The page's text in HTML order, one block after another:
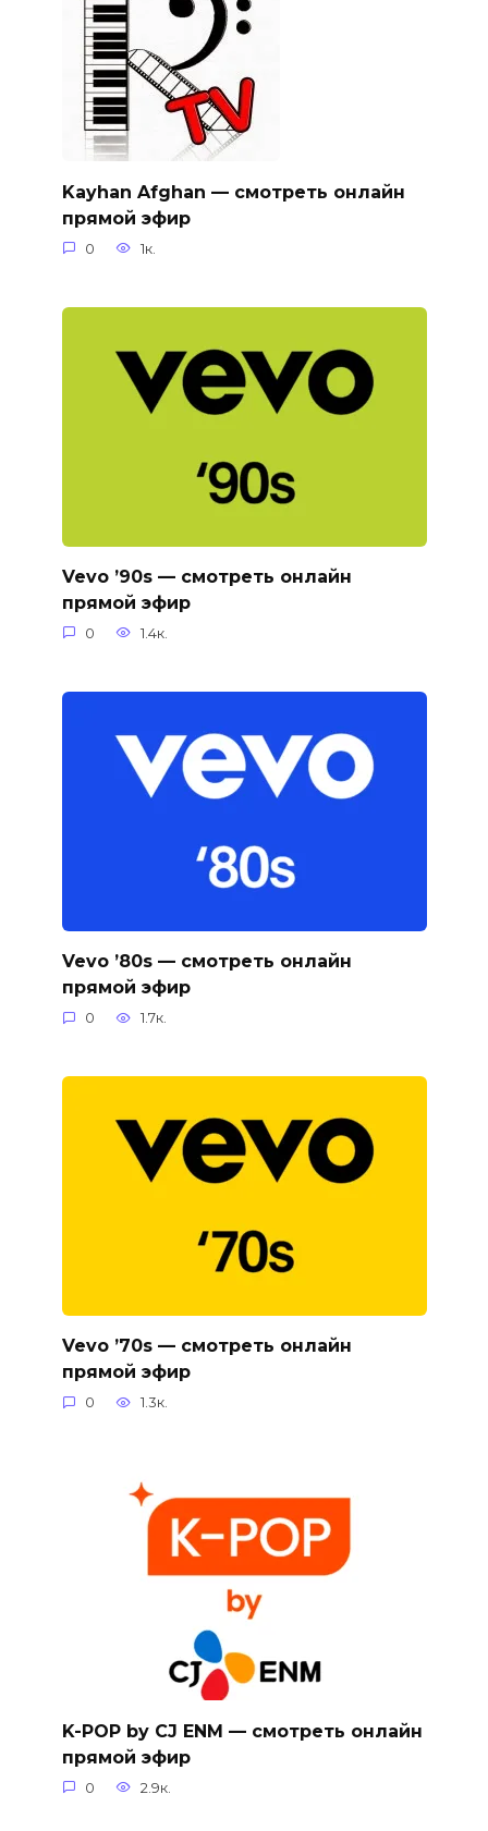
Kayhan Afghan — смотреть онлайн
прямой эфир
0 1к.
Vevo ’90s — смотреть онлайн
прямой эфир
0 1.4к.
Vevo ’80s — смотреть онлайн
прямой эфир
0 1.7к.
Vevo ’70s — смотреть онлайн
прямой эфир
0 1.3к.
K-POP by CJ ENM — смотреть онлайн
прямой эфир
0 2.9к.